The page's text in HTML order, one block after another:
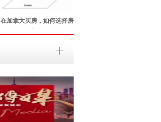
在加拿大买房，如何选择房